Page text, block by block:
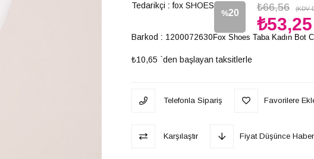
Tedarikçi : fox SHOES
%20
İndirim
₺66,56 (KDV
₺53,25
Barkod : 1200072630
₺10,65 `den başlayan taksitlerle
Fox Shoes Taba Kadın Bot
Telefonla Sipariş Favorilere
Karşılaştır Fiyat Düşünce